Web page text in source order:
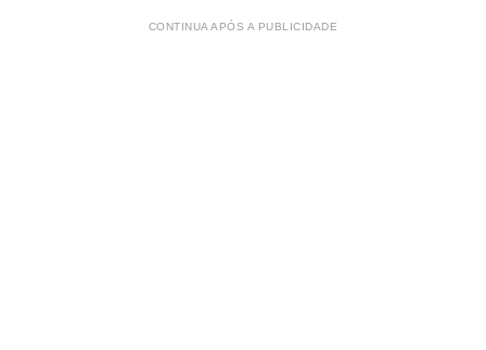
CONTINUA APÓS A PUBLICIDADE